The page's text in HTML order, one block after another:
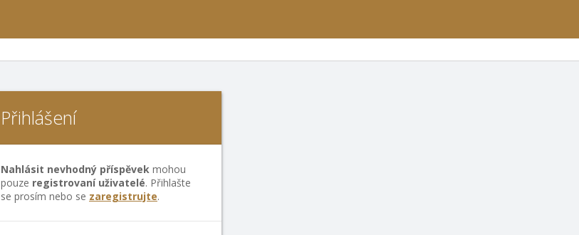
Přihlášení
Nahlásit nevhodný příspěvek mohou
pouze registrovaní uživatelé. Přihlašte
se prosím nebo se zaregistrujte.